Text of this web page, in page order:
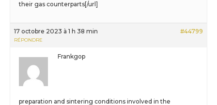
their gas counterparts[/url]
17 octobre 2023 à 1 h 38 min #44799
RÉPONDRE
Frankgop
preparation and sintering conditions involved in the